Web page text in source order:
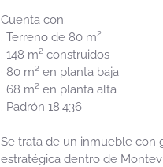
Cuenta con:
. Terreno de 80 m²
. 148 m² construidos
· 80 m² en planta baja
. 68 m² en planta alta
. Padrón 18.436
Se trata de un inmueble con
estratégica dentro de